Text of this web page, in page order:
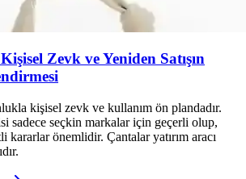
Zevk ve Yeniden Satışın
kişisel zevk ve kullanım ön plandadır.
sadece seçkin markalar için geçerli olup,
kararlar önemlidir. Çantalar yatırım aracı